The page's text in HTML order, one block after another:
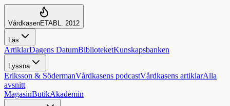
VårdkasenETABL. 2012
Läs
ArtiklarDagens DatumBiblioteketKunskapsbanken
Lyssna
Eriksson & SödermanVårdkasens podcastVårdkasens artiklarAlla
avsnitt
MagasinButikAkademin